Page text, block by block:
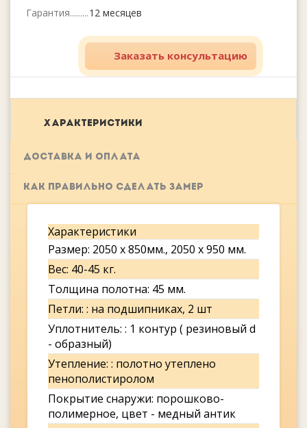
Гарантия
12 месяцев
Заказать консультацию
ХАРАКТЕРИСТИКИ
ДОСТАВКА И ОПЛАТА
КАК ПРАВИЛЬНО СДЕЛАТЬ ЗАМЕР
Характеристики
Размер: 2050 x 850мм., 2050 x 950 мм.
Вес: 40-45 кг.
Толщина полотна: 45 мм.
Петли: : на подшипниках, 2 шт
Уплотнитель: : 1 контур ( резиновый d
- образный)
Утепление: : полотно утеплено
пенополистиролом
Покрытие снаружи: порошково-
полимерное, цвет - медный антик